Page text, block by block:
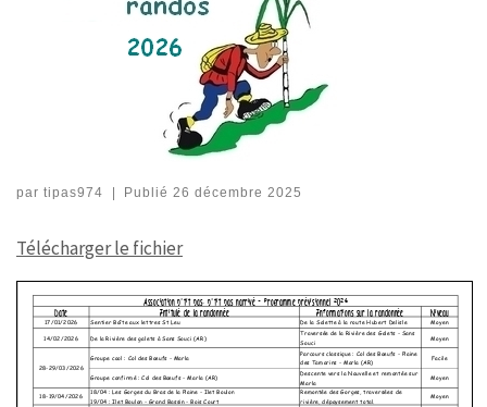
par tipas974 Publié26 décembre 2025
Télécharger le fichier